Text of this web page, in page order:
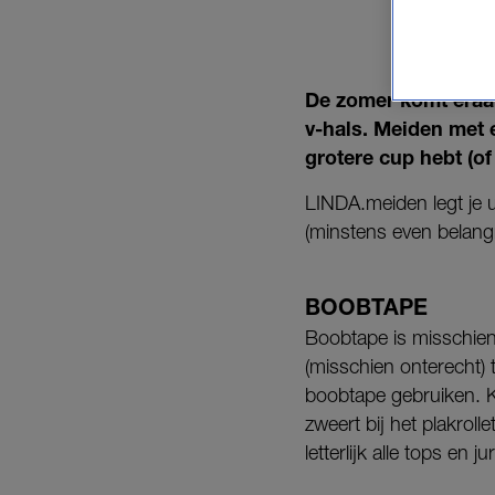
De zomer komt
v-hals. Meiden met
grotere cup hebt
LINDA.meiden legt je
(minstens even
BOOBTAPE
Boobtape is
(misschien onterecht)
boobtape gebruiken.
zweert bij het
letterlijk alle tops en